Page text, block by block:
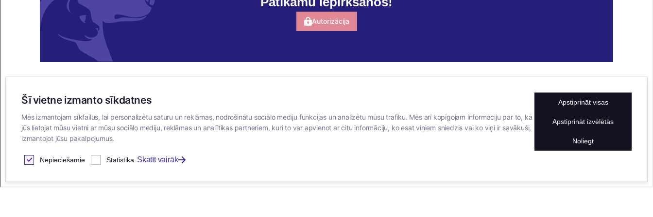
Autorizācija
E-VEIKALS
Iegādes noteikumi
Privātuma politika
Sīkdatņu noteikumi
Par mums
Vakances
facebook
linkedIn
KONTAKTINFORMĀCIJA
TĀLRUNIS
+371 25911816
info@bertasnams.lv
Šī vietne izmanto sīkdatnes
Mēs izmantojam sīkfailus, lai personalizētu saturu un reklāmas, nodrošinātu sociālo mediju funkcijas un analizētu mūsu trafiku. Mēs arī kopīgojam informāciju par to, kā
jūs lietojat mūsu vietni ar mūsu sociālo mediju, reklāmas un analītikas partneriem, kuri to var apvienot ar citu informāciju, ko esat viņiem sniedzis vai ko viņi ir savākuši,
izmantojot jūsu pakalpojumus.
Nepieciešamie Statistika Skatīt vairāk
Apstiprināt visas
Apstiprināt izvēlētās
Noliegt